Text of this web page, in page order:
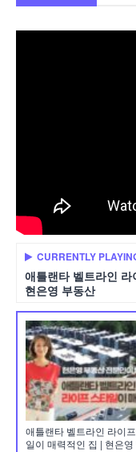
CURRENTLY
애틀랜타 벨트라인
현은영 부동산
애틀랜타 벨트라인 라이
일이 매력적인 집 | 현은